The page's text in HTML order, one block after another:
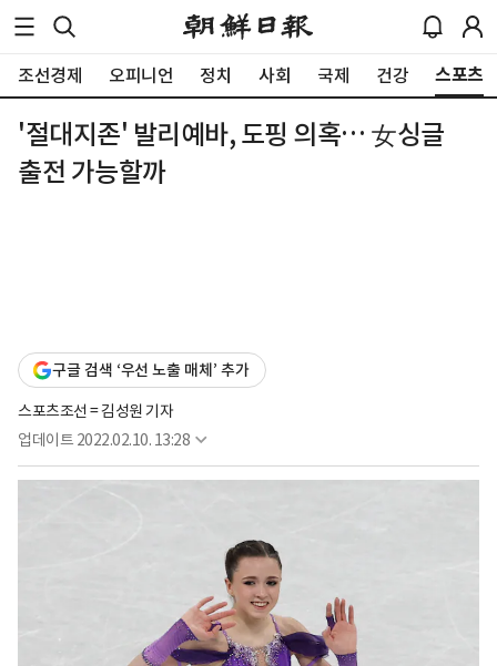
조선경제 오피니언 정치 사회 국제 건강 스포츠
'절대지존' 발리예바, 도핑 의혹… 女싱글
출전 가능할까
구글 검색 ‘우선 노출 매체’ 추가
스포츠조선 = 김성원 기자
업데이트 2022.02.10. 13:28